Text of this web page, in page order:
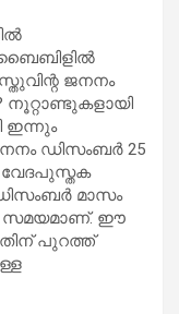
ബൈബിളിൽ
ജനനം
ഇന്നും
ഡിസംബര്‍ 25
മാസം
സമയമാണ്. ഈ
പുറത്ത്